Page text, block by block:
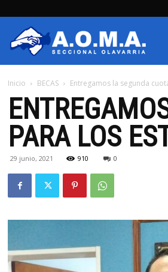
Inicio BECAS Entregamos la segunda
PARA LOS
29 junio, 2021 910 0